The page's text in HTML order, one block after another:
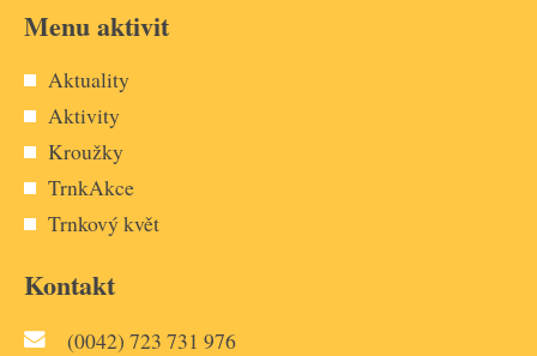
Menu aktivit
Aktuality
Aktivity
Kroužky
TrnkAkce
Trnkový květ
Kontakt
(0042) 723 731 976